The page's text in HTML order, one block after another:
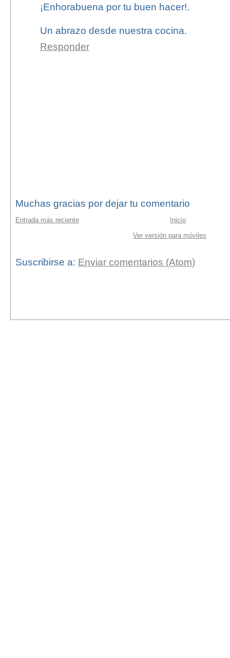
¡Enhorabuena por tu buen hacer!.
Un abrazo desde nuestra cocina.
Responder
Muchas gracias por dejar tu comentario
Entrada más reciente
Inicio
Ver versión para móviles
Suscribirse a: Enviar comentarios (Atom)